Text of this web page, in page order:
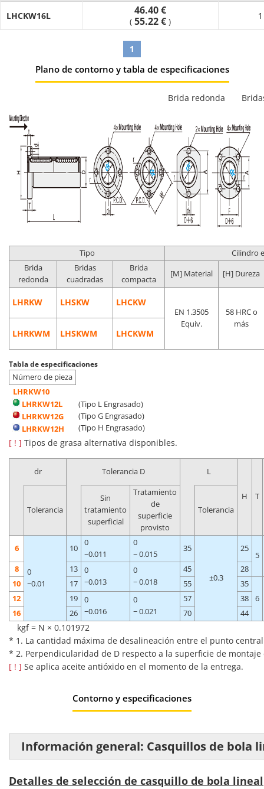
LHCKW16L 46.40 €
( 55.22 € )
1
Plano de contorno y tabla de especificaciones
Brida redonda
Tipo
Cilindro
Brida
redonda
Bridas
cuadradas
Brida
compacta
[M] Material [H] Dureza
LHRKW LHSKW LHCKW
EN 1.3505
Equiv.
58 HRC o
más
LHRKWM LHSKWM LHCKWM
Tabla de especificaciones
Número de pieza
LHRKW10
LHRKW12L
LHRKW12G
LHRKW12H
(Tipo L Engrasado)
(Tipo G Engrasado)
(Tipo H Engrasado)
[ ! ] Tipos de grasa alternativa disponibles.
dr Tolerancia D L
H
T
Tolerancia
Sin
tratamiento
superficial
Tratamiento
de
superficie
provisto
Tolerancia
6
0
−0.01
10
0
−0.011
0
− 0.015
35
±0.3
25
5
8
13
0
−0.013
0
− 0.018
45
28
10
17 55
35
6
12 19
0
−0.016
0
− 0.021
57
38
16
26 70 44
kgf = N × 0.101972
* 1. La cantidad máxima de desalineación entre el punto
* 2. Perpendicularidad de D respecto a la superficie de
[ ! ] Se aplica aceite antióxido en el momento de la entrega.
Contorno y especificaciones
Información general: Casquillos de bola
Detalles de selección de casquillo de bola lineal